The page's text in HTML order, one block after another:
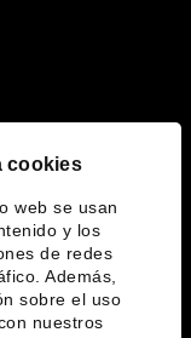
cookies
web se usan
y los
de redes
Además,
sobre el uso
nuestros